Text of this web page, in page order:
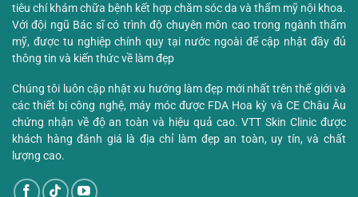
tiêu chí khám chữa bệnh kết hợp chăm sóc da và thẩm mỹ nội khoa.
Với đội ngũ Bác sĩ có trình độ chuyên môn cao trong ngành thẩm
mỹ, được tu nghiệp chính quy tại nước ngoài để cập nhật đầy đủ
thông tin và kiến thức về làm đẹp
Chúng tôi luôn cập nhật xu hướng làm đẹp mới nhất trên thế giới và
các thiết bị công nghệ, máy móc được FDA Hoa kỳ và CE Châu Âu
chứng nhận về độ an toàn và hiệu quả cao. VTT Skin Clinic được
khách hàng đánh giá là địa chỉ làm đẹp an toàn, uy tín, và chất
lượng cao.